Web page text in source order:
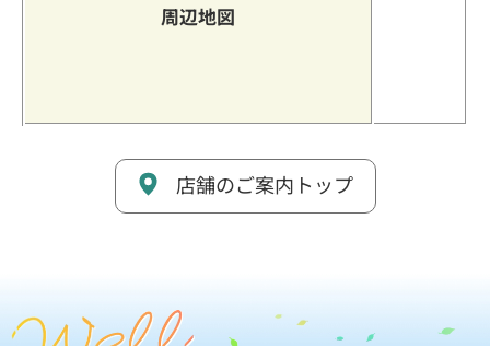
周辺地図
店舗のご案内トップ